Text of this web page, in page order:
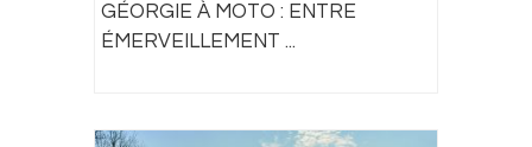
GÉORGIE À MOTO : ENTRE
ÉMERVEILLEMENT ...